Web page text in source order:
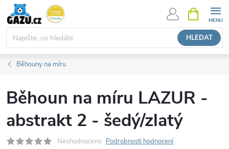
Přejít
obsah
HLEDAT
NÁKUPNÍ
KOŠÍK
Běhouny na míru
Běhoun na míru LAZUR -
abstrakt 2 - šedý/zlatý
Neohodnoceno Podrobnosti hodnocení